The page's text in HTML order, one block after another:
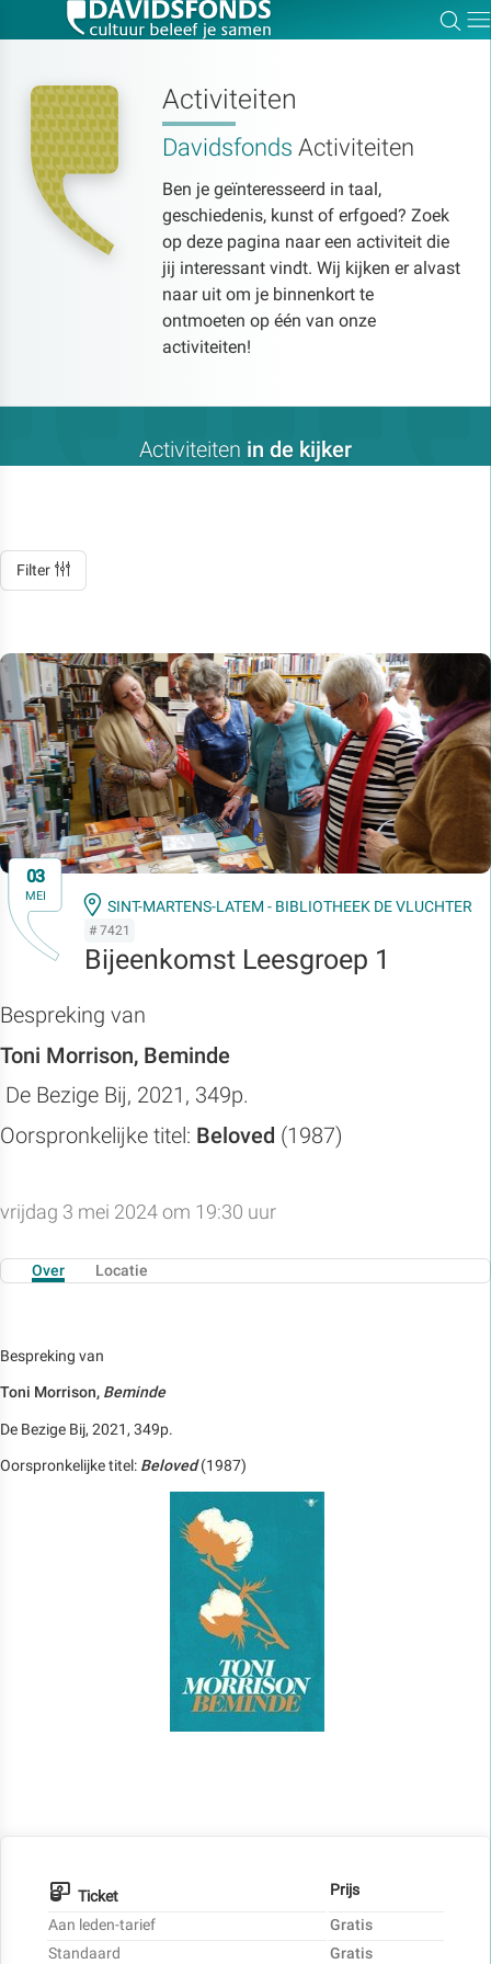
Activiteiten
Davidsfonds Activiteiten
Ben je geïnteresseerd in taal,
geschiedenis, kunst of erfgoed? Zoek
op deze pagina naar een activiteit die
jij interessant vindt. Wij kijken er alvast
naar uit om je binnenkort te
ontmoeten op één van onze
activiteiten!
Activiteiten in de kijker
Filter
03
MEI
SINT-MARTENS-LATEM - BIBLIOTHEEK DE VLUCHTER
# 7421
Bijeenkomst Leesgroep 1
Bespreking van
Toni Morrison, Beminde
De Bezige Bij, 2021, 349p.
Oorspronkelijke titel: Beloved (1987)
vrijdag 3 mei 2024 om 19:30 uur
Over Locatie
Bespreking van
Toni Morrison, Beminde
De Bezige Bij, 2021, 349p.
Oorspronkelijke titel: Beloved(1987)
Ticket
Prijs
Aan leden-tarief
Gratis
Standaard
Gratis
Zoek:
Zoeken